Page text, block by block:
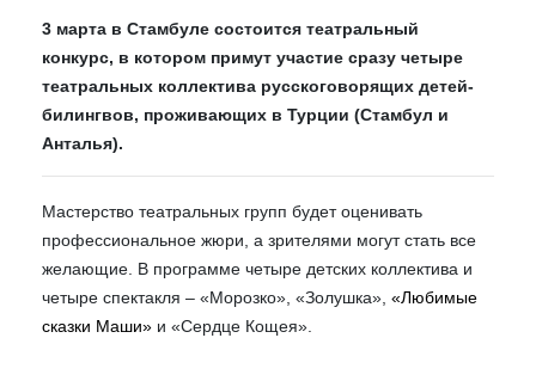
3 марта в Стамбуле состоится театральный
конкурс, в котором примут участие сразу четыре
театральных коллектива русскоговорящих детей-
билингвов, проживающих в Турции (Стамбул и
Анталья).
Мастерство театральных групп будет оценивать
профессиональное жюри, а зрителями могут стать все
желающие. В программе четыре детских коллектива и
четыре спектакля – «Морозко», «Золушка», «Любимые
сказки Маши» и «Сердце Кощея».